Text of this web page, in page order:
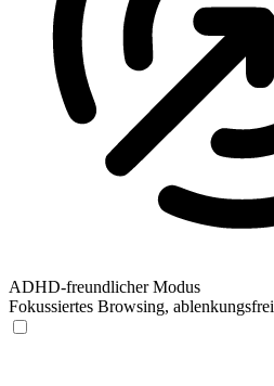
ADHD-freundlicher Modus
Fokussiertes Browsing, ablenkungsfrei